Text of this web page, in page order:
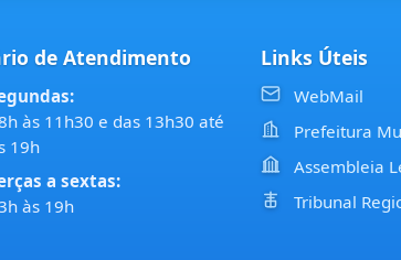
Nossa História
LEGISLAÇÃO
ATAS DE SESSÕES
de Atendimento
às 11h30 e das 13h30 até
19h
a sextas:
às 19h
Links Úteis
WebMail
Prefeitura
Assembleia
Tribunal